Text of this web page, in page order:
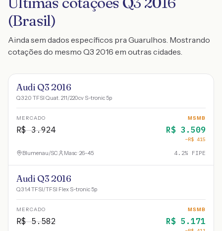
(Brasil)
Ainda sem dados específicos pra Guarulhos. Mostrando
cotações do mesmo Q3 2016 em outras cidades.
Audi Q3 2016
Q3 2.0 TFSI Quat. 211/220cv S-tronic 5p
MERCADO
R$3.924
MSMB
R$ 3.509
−R$ 415
Blumenau/SC Masc · 26-45 4.2% FIPE
Audi Q3 2016
Q3 1.4 TFSI/TFSI Flex S-tronic 5p
MERCADO
R$5.582
MSMB
R$ 5.171